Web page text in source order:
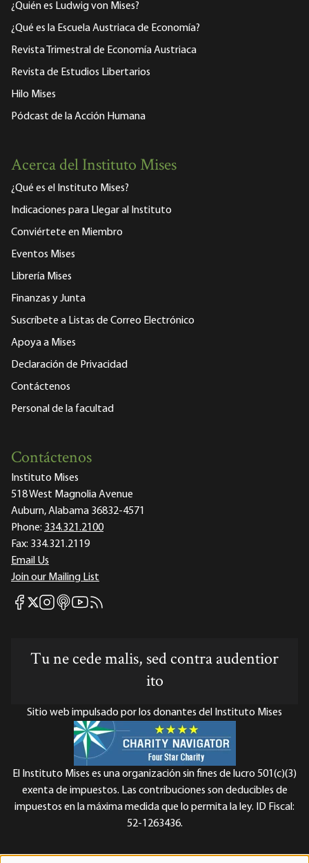
¿Quién es Ludwig von Mises?
¿Qué es la Escuela Austriaca de Economía?
Revista Trimestral de Economía Austriaca
Revista de Estudios Libertarios
Hilo Mises
Pódcast de la Acción Humana
Acerca del Instituto Mises
¿Qué es el Instituto Mises?
Indicaciones para Llegar al Instituto
Conviértete en Miembro
Eventos Mises
Librería Mises
Finanzas y Junta
Suscríbete a Listas de Correo Electrónico
Apoya a Mises
Declaración de Privacidad
Contáctenos
Personal de la facultad
Contáctenos
Instituto Mises
518 West Magnolia Avenue
Auburn, Alabama 36832-4571
Phone: 334.321.2100
Fax: 334.321.2119
Email Us
Join our Mailing List
Mises Facebook
Mises X
Mises Instagram
Mises itunes
Mises Youtube
Mises RSS feed
Tu ne cede malis, sed contra audentior
ito
Sitio web impulsado por los donantes del Instituto Mises
El Instituto Mises es una organización sin fines de lucro 501(c)(3)
exenta de impuestos. Las contribuciones son deducibles de
impuestos en la máxima medida que lo permita la ley. ID Fiscal:
52-1263436.